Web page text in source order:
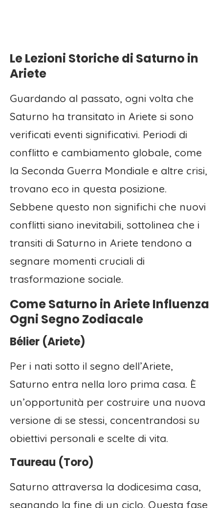
Le Lezioni Storiche di Saturno in
Ariete
Guardando al passato, ogni volta che
Saturno ha transitato in Ariete si sono
verificati eventi significativi. Periodi di
conflitto e cambiamento globale, come
la Seconda Guerra Mondiale e altre crisi,
trovano eco in questa posizione.
Sebbene questo non significhi che nuovi
conflitti siano inevitabili, sottolinea che i
transiti di Saturno in Ariete tendono a
segnare momenti cruciali di
trasformazione sociale.
Come Saturno in Ariete Influenza
Ogni Segno Zodiacale
Bélier (Ariete)
Per i nati sotto il segno dell’Ariete,
Saturno entra nella loro prima casa. È
un’opportunità per costruire una nuova
versione di se stessi, concentrandosi su
obiettivi personali e scelte di vita.
Taureau (Toro)
Saturno attraversa la dodicesima casa,
segnando la fine di un ciclo. Questa fase